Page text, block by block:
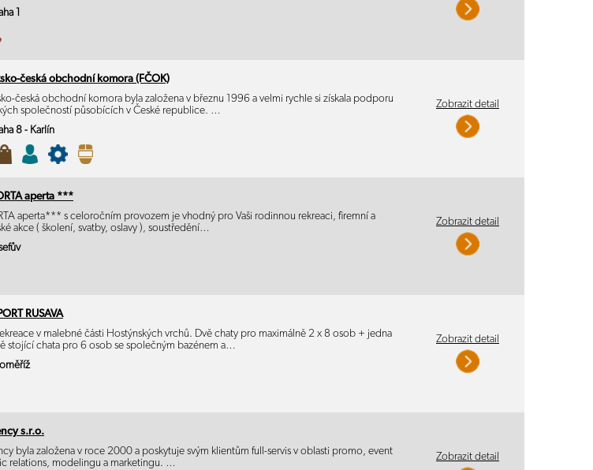
1
česká obchodní komora (FČOK)
česká obchodní komora byla založena v březnu 1996 a velmi rychle si získala podporu
společností působících v České republice. …
8 - Karlín
Zobrazit detail
aperta ***
aperta*** s celoročním provozem je vhodný pro Vaši rodinnou rekreaci, firemní a
akce ( školení, svatby, oslavy ), soustředění…
Zobrazit detail
RUSAVA
v malebné části Hostýnských vrchů. Dvě chaty pro maximálně 2 x 8 osob + jedna
stojící chata pro 6 osob se společným bazénem a…
Zobrazit detail
s.r.o.
byla založena v roce 2000 a poskytuje svým klientům full-servis v oblasti promo, event
relations, modelingu a marketingu. …
Zobrazit detail